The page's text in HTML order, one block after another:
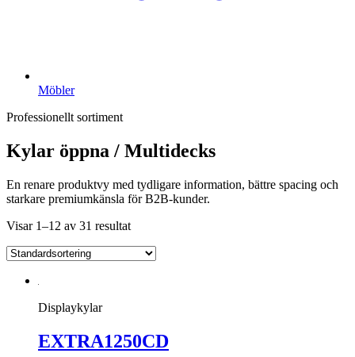
Möbler
Professionellt sortiment
Kylar öppna / Multidecks
En renare produktvy med tydligare information, bättre spacing och
starkare premiumkänsla för B2B-kunder.
Visar 1–12 av 31 resultat
Displaykylar
EXTRA1250CD